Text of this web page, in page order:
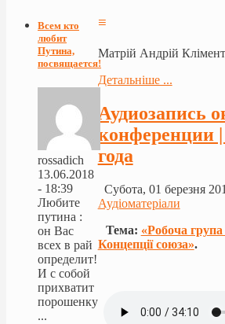
≡
Матрій Андрій
Детальніше ...
Аудиозапись
конференции |
года
Субота, 01 березня
Аудіоматеріали
Тема: «Робоча
Концепції союза».
Всем кто
любит
Путина,
посвящается!
rossadich
13.06.2018
- 18:39
Любите
путина :
он Вас
всех в рай
определит!
И с собой
прихватит
порошенку
...